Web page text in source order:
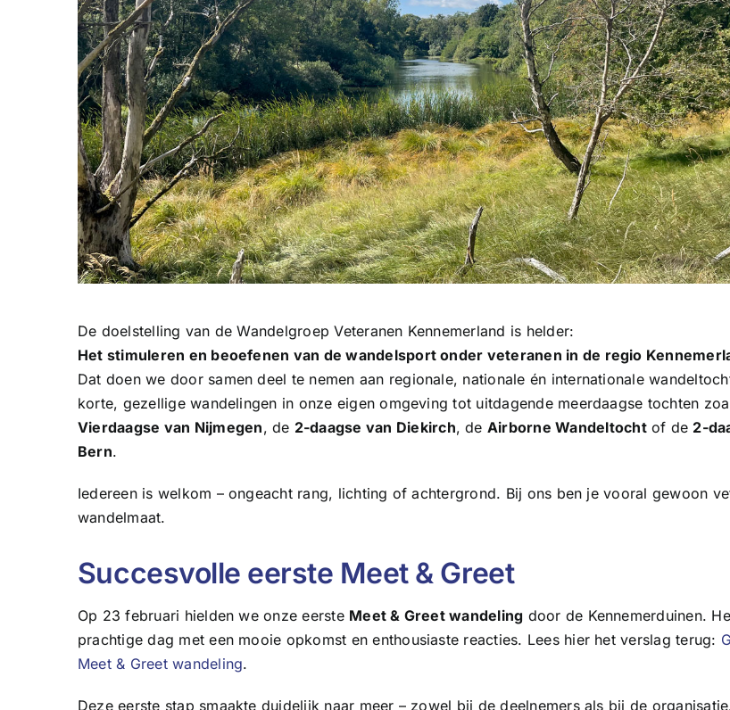
De doelstelling van de Wandelgroep Veteranen Kennemerland is helder:
Het stimuleren en beoefenen van de wandelsport onder veteranen in de regio
Dat doen we door samen deel te nemen aan regionale, nationale én internationale
korte, gezellige wandelingen in onze eigen omgeving tot uitdagende meerdaagse tochten
Vierdaagse van Nijmegen, de 2-daagse van Diekirch, de Airborne Wandeltochtof de 2-
Bern.
Iedereen is welkom – ongeacht rang, lichting of achtergrond. Bij ons ben je vooral gewoon
wandelmaat.
Succesvolle eerste Meet & Greet
Op 23 februari hielden we onze eerste Meet & Greet wandeling door de Kennemerduinen.
prachtige dag met een mooie opkomst en enthousiaste reacties. Lees hier het verslag terug:
Meet & Greet wandeling.
Deze eerste stap smaakte duidelijk naar meer – zowel bij de deelnemers als bij de